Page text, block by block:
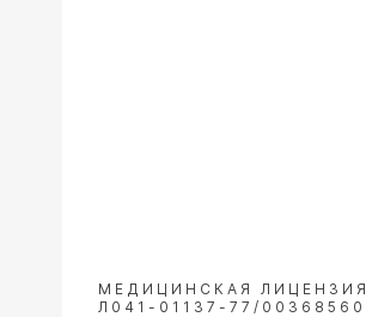
МЕДИЦИНСКАЯ ЛИЦЕНЗИЯ
Л041-01137-77/00368560